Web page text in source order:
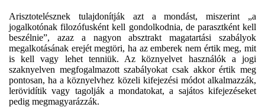
Arisztotelésznek tulajdonítják azt a mondást, miszerint „a
jogalkotónak filozófusként kell gondolkodnia, de parasztként kell
beszélnie”, azaz a nagyon absztrakt magatartási szabályok
megalkotásának erejét megtöri, ha az emberek nem értik meg, mit
is kell vagy lehet tenniük. Az köznyelvet használók a jogi
szaknyelven megfogalmazott szabályokat csak akkor értik meg
pontosan, ha a köznyelvhez közeli kifejezési módot alkalmazzák,
lerövidítik vagy tagolják a mondatokat, a sajátos kifejezéseket
pedig megmagyarázzák.